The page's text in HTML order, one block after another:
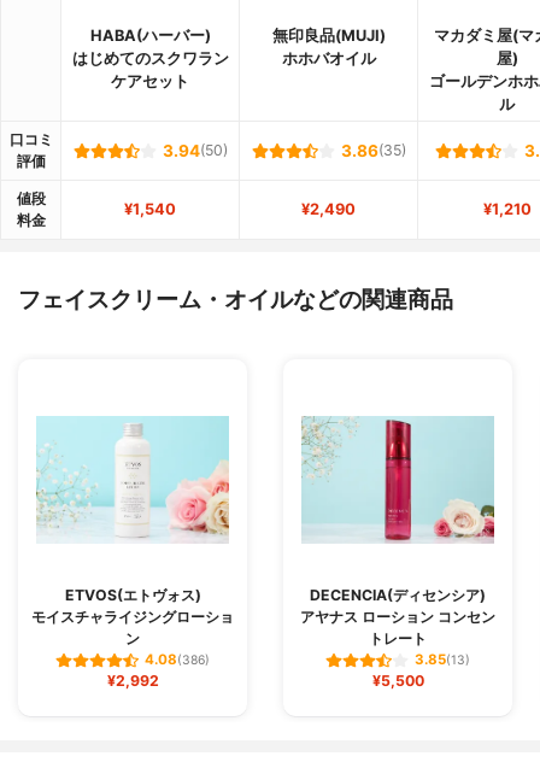
HABA(ハーバー)
はじめてのスクワラン
ケアセット
無印良品(MUJI)
ホホバオイル
マカダミ屋(マ
屋)
ゴールデンホ
ル
口コミ
評価
3.94(50) 3.86(35)
値段
料金
¥1,540 ¥2,490 ¥1,210
フェイスクリーム・オイルなどの関連商品
ETVOS(エトヴォス)
モイスチャライジングローショ
ン
4.08(386)
¥2,992
DECENCIA(ディセンシア)
アヤナス ローション コンセン
トレート
3.85(13)
¥5,500